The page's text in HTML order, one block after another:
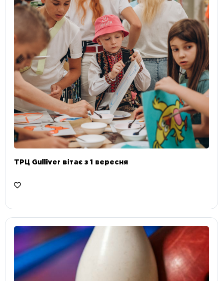
ТРЦ Gulliver вітає з 1 вересня